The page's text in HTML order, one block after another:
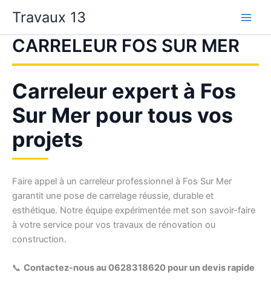
contenu
Travaux 13
CARRELEUR FOS SUR MER
Carreleur expert à Fos
Sur Mer pour tous vos
projets
Faire appel à un carreleur professionnel à Fos Sur Mer
garantit une pose de carrelage réussie, durable et
esthétique. Notre équipe expérimentée met son savoir-faire
à votre service pour vos travaux de rénovation ou
construction.
📞 Contactez-nous au 0628318620 pour un devis rapide